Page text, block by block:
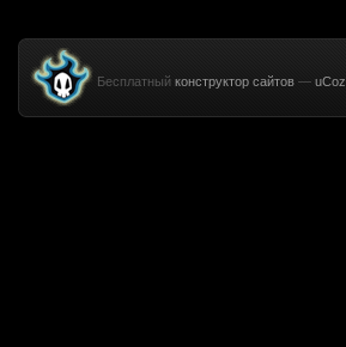
Бесплатный конструктор сайтов — uCoz